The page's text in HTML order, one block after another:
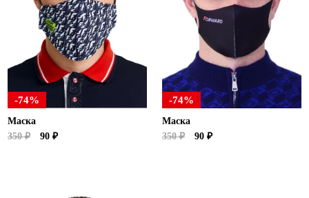
Новосибирская область (3)
Омская область (5)
Республика Башкортостан (3)
Республика Крым (1)
Республика Татарстан (2)
Ростовская область (2)
Самарская область (1)
-74%
Маска
350 ₽
90 ₽
-74%
Маска
350 ₽
90 ₽